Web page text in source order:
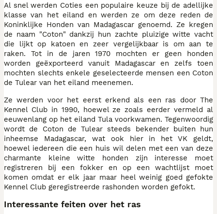
Al snel werden Coties een populaire keuze bij de adellijke
klasse van het eiland en werden ze om deze reden de
Koninklijke Honden van Madagascar genoemd. Ze kregen
de naam "Coton" dankzij hun zachte pluizige witte vacht
die lijkt op katoen en zeer vergelijkbaar is om aan te
raken. Tot in de jaren 1970 mochten er geen honden
worden geëxporteerd vanuit Madagascar en zelfs toen
mochten slechts enkele geselecteerde mensen een Coton
de Tulear van het eiland meenemen.
Ze werden voor het eerst erkend als een ras door The
Kennel Club in 1990, hoewel ze zoals eerder vermeld al
eeuwenlang op het eiland Tula voorkwamen. Tegenwoordig
wordt de Coton de Tulear steeds bekender buiten hun
inheemse Madagascar, wat ook hier in het VK geldt,
hoewel iedereen die een huis wil delen met een van deze
charmante kleine witte honden zijn interesse moet
registreren bij een fokker en op een wachtlijst moet
komen omdat er elk jaar maar heel weinig goed gefokte
Kennel Club geregistreerde rashonden worden gefokt.
Interessante feiten over het ras